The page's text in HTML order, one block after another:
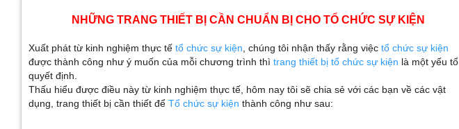
NHỮNG TRANG THIẾT BỊ CẦN CHUẨN BỊ CHO TỔ CHỨC SỰ KIỆN
Xuất phát từ kinh nghiệm thực tế tổ chức sự kiện , chúng tôi nhận thấy rằng việc tổ chức sự kiện
được thành công như ý muốn của mỗi chương trình thì trang thiết bị tổ chức sự kiện là một yếu tổ
quyết định.
Thấu hiểu được điều này từ kinh nghiệm thực tế, hôm nay tôi sẽ chia sẻ với các bạn về các vật
dụng, trang thiết bị cần thiết để Tổ chức sự kiện thành công như sau: